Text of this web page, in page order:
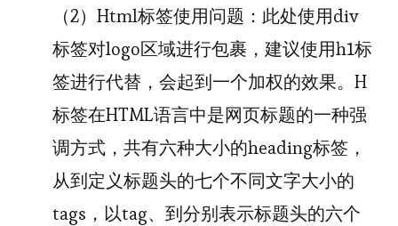
（2）Html标签使用问题：此处使用div
标签对logo区域进行包裹，建议使用h1标
签进行代替，会起到一个加权的效果。H
标签在HTML语言中是网页标题的一种强
调方式，共有六种大小的heading标签，
从到定义标题头的七个不同文字大小的
tags，以tag、到分别表示标题头的六个